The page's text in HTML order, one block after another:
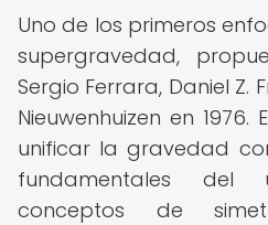
Uno de los primeros
supergravedad,
Sergio Ferrara, Daniel Z.
Nieuwenhuizen en
unificar la gravedad
fundamentales del
conceptos de